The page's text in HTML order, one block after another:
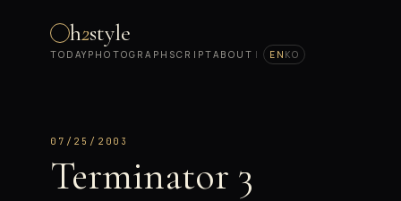
h2style
TODAY PHOTOGRAPH SCRIPTABOUT | EN KO
07/25/2003
Terminator 3